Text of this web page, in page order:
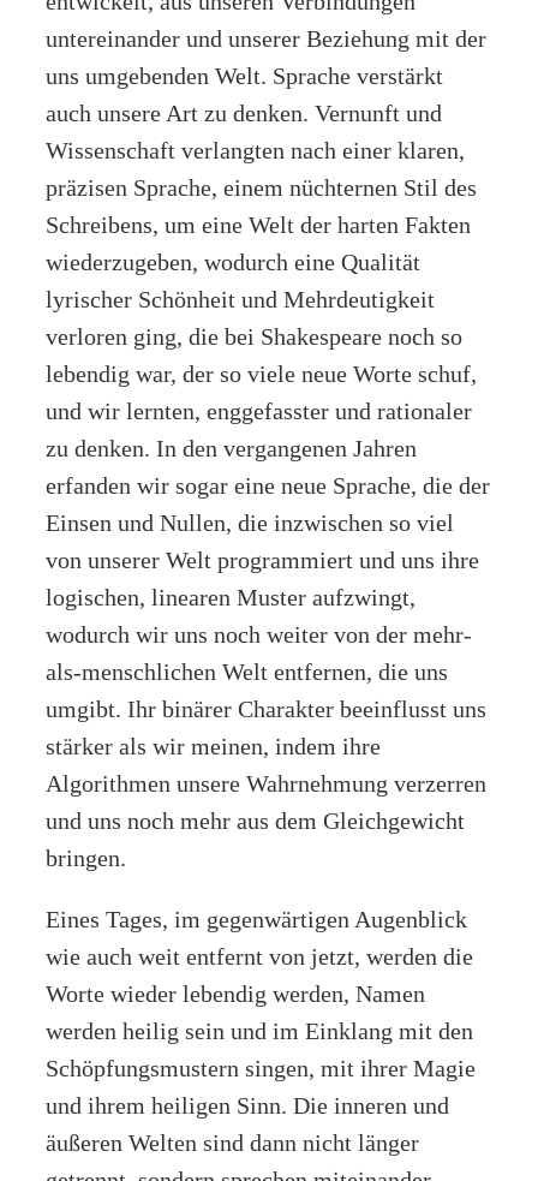
untereinander und unserer Beziehung mit der
uns umgebenden Welt. Sprache verstärkt
auch unsere Art zu denken. Vernunft und
Wissenschaft verlangten nach einer klaren,
präzisen Sprache, einem nüchternen Stil des
Schreibens, um eine Welt der harten Fakten
wiederzugeben, wodurch eine Qualität
lyrischer Schönheit und Mehrdeutigkeit
verloren ging, die bei Shakespeare noch so
lebendig war, der so viele neue Worte schuf,
und wir lernten, enggefasster und rationaler
zu denken. In den vergangenen Jahren
erfanden wir sogar eine neue Sprache, die der
Einsen und Nullen, die inzwischen so viel
von unserer Welt programmiert und uns ihre
logischen, linearen Muster aufzwingt,
wodurch wir uns noch weiter von der mehr-
als-menschlichen Welt entfernen, die uns
umgibt. Ihr binärer Charakter beeinflusst uns
stärker als wir meinen, indem ihre
Algorithmen unsere Wahrnehmung verzerren
und uns noch mehr aus dem Gleichgewicht
bringen.
Eines Tages, im gegenwärtigen Augenblick
wie auch weit entfernt von jetzt, werden die
Worte wieder lebendig werden, Namen
werden heilig sein und im Einklang mit den
Schöpfungsmustern singen, mit ihrer Magie
und ihrem heiligen Sinn. Die inneren und
äußeren Welten sind dann nicht länger